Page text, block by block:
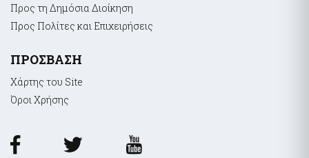
Προς τη Δημόσια Διοίκηση
Προς Πολίτες και Επιχειρήσεις
ΠΡΟΣΒΑΣΗ
Χάρτης του Site
Όροι Xρήσης